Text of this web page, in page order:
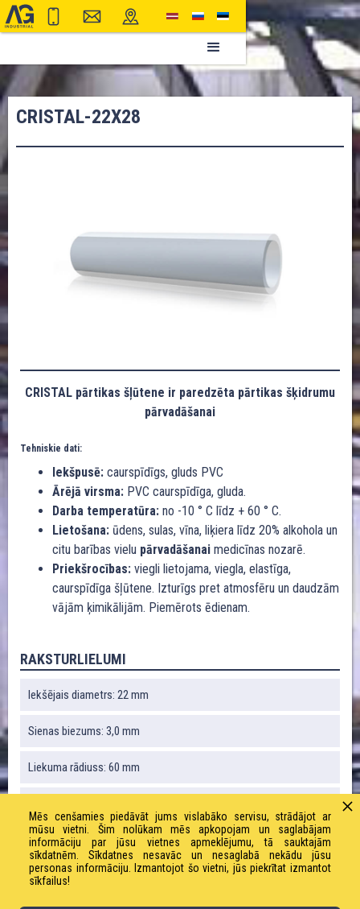
CRISTAL-22X28
CRISTAL pārtikas šļūtene ir paredzēta pārtikas šķidrumu
pārvadāšanai
Tehniskie dati:
Iekšpusē: caurspīdīgs, gluds PVC
Ārējā virsma: PVC caurspīdīga, gluda.
Darba temperatūra: no -10 ° C līdz + 60 ° C.
Lietošana: ūdens, sulas, vīna, liķiera līdz 20% alkohola un
citu barības vielu pārvadāšanai medicīnas nozarē.
Priekšrocības: viegli lietojama, viegla, elastīga,
caurspīdīga šļūtene. Izturīgs pret atmosfēru un daudzām
vājām ķimikālijām. Piemērots ēdienam.
RAKSTURLIELUMI
Iekšējais diametrs: 22 mm
Sienas biezums: 3,0 mm
Liekuma rādiuss: 60 mm
PASŪTĪT PRODUKTU!
Mēs cenšamies piedāvāt jums vislabāko servisu, strādājot ar
mūsu vietni. Šim nolūkam mēs apkopojam un saglabājam
informāciju par jūsu vietnes apmeklējumu, tā sauktajām
sīkdatnēm. Sīkdatnes nesavāc un nesaglabā nekādu jūsu
personas informāciju. Izmantojot šo vietni, jūs piekrītat izmantot
sīkfailus!